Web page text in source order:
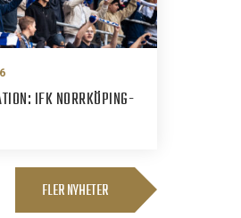
IFK NORRKÖPING-
FLER NYHETER